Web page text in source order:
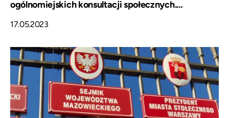
ogólnomiejskich konsultacji społecznych.
17.05.2023